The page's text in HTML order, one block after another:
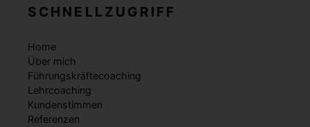
SCHNELLZUGRIFF
Home
Über mich
Führungskräftecoaching
Lehrcoaching
Kundenstimmen
Referenzen